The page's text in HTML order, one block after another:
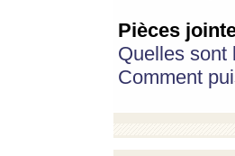
Pièces
Quelles sont
Comment